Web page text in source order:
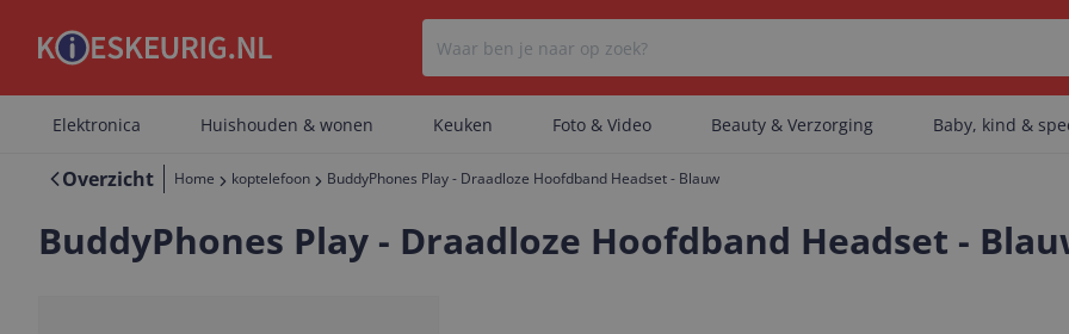
Er zijn geen categorieën gevonden.
Elektronica Huishouden & wonen Keuken Foto & Video Beauty & Verzorging Baby, kind &
Overzicht Home koptelefoon BuddyPhones Play - Draadloze Hoofdband Headset - Blauw
BuddyPhones Play - Draadloze Hoofdband Headset -